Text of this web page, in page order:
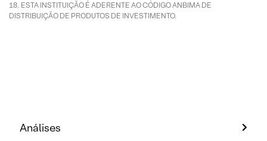
ESTA INSTITUIÇÃO É ADERENTE AO CÓDIGO ANBIMA DE
DISTRIBUIÇÃO DE PRODUTOS DE INVESTIMENTO.
Análises